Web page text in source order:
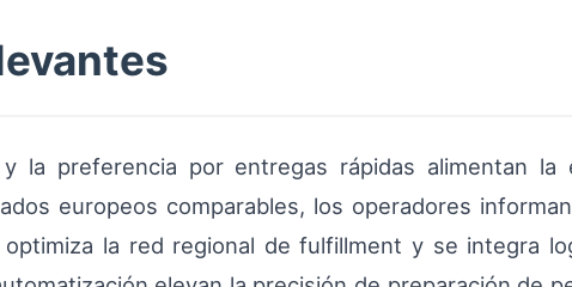
la preferencia por entregas rápidas alimentan la
europeos comparables, los operadores
la red regional de fulfillment y se integra